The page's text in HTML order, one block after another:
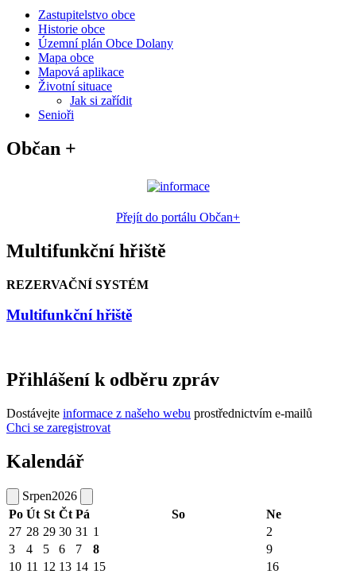
Zastupitelstvo obce
Historie obce
Územní plán Obce Dolany
Mapa obce
Mapová aplikace
Životní situace
Jak si zařídit
Senioři
Občan +
Přejít do portálu Občan+
Multifunkční hřiště
REZERVAČNÍ SYSTÉM
Multifunkční hřiště
Přihlášení k odběru zpráv
Dostávejte informace z našeho webu prostřednictvím e-mailů
Chci se zaregistrovat
Kalendář
Srpen2026
Po Út St Čt Pá So
Ne
27 28 29 30 31 1
2
3
4 5 6 7 8
9
10 11 12 13 14 15
16